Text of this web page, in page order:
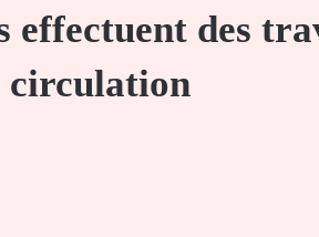
effectuent des
circulation